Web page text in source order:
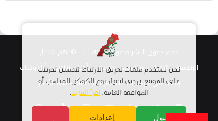
جميع حقوق النشر محفوظة 2026 |
الرئيسية
الاخبار اسلاميات مجتمع الأخبار الرياضية أراء وكتاب
قناتنا على الواتساب استمارة الانضمام – أهم الأخبار
فيسبوكتويتر لينكدإنيوتيوبانستقرامTikTokواتساب
نحن نستخدم ملفات تعريف الارتباط لتحسين تجربتك
على الموقع. يرجى اختيار نوع الكوكيز المناسب أو
الموافقة العامة.اقرأ المزيد.
قبول إعدادات